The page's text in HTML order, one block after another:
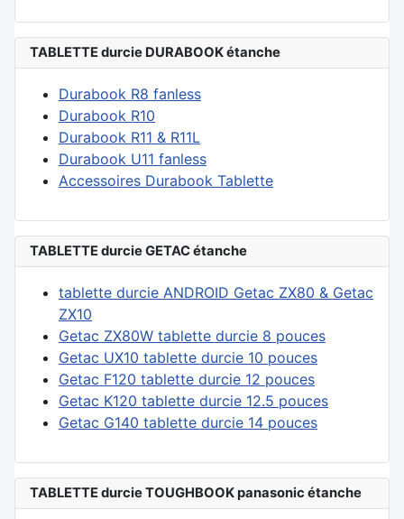
TABLETTE durcie DURABOOK étanche
Durabook R8 fanless
Durabook R10
Durabook R11 & R11L
Durabook U11 fanless
Accessoires Durabook Tablette
TABLETTE durcie GETAC étanche
tablette durcie ANDROID Getac ZX80 & Getac
ZX10
Getac ZX80W tablette durcie 8 pouces
Getac UX10 tablette durcie 10 pouces
Getac F120 tablette durcie 12 pouces
Getac K120 tablette durcie 12.5 pouces
Getac G140 tablette durcie 14 pouces
TABLETTE durcie TOUGHBOOK panasonic étanche